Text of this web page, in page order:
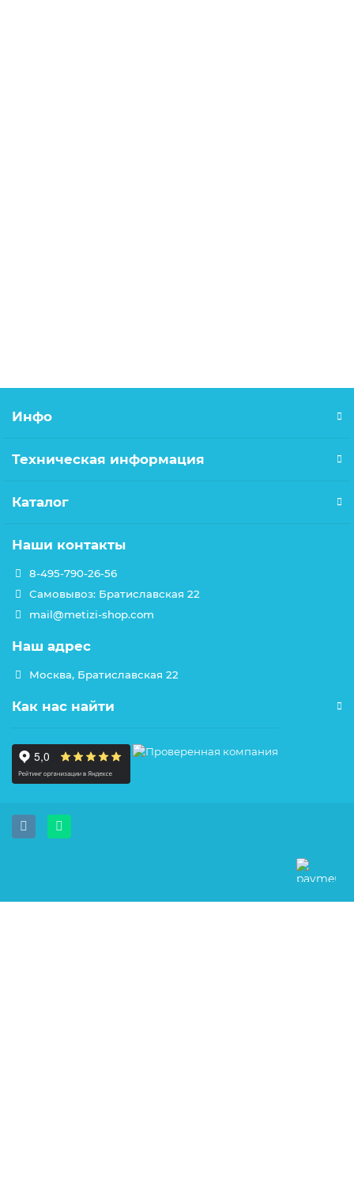
Инфо
Техническая информация
Каталог
Наши контакты
8-495-790-26-56
Самовывоз: Братиславская 22
mail@metizi-shop.com
Наш адрес
Москва, Братиславская 22
Как нас найти